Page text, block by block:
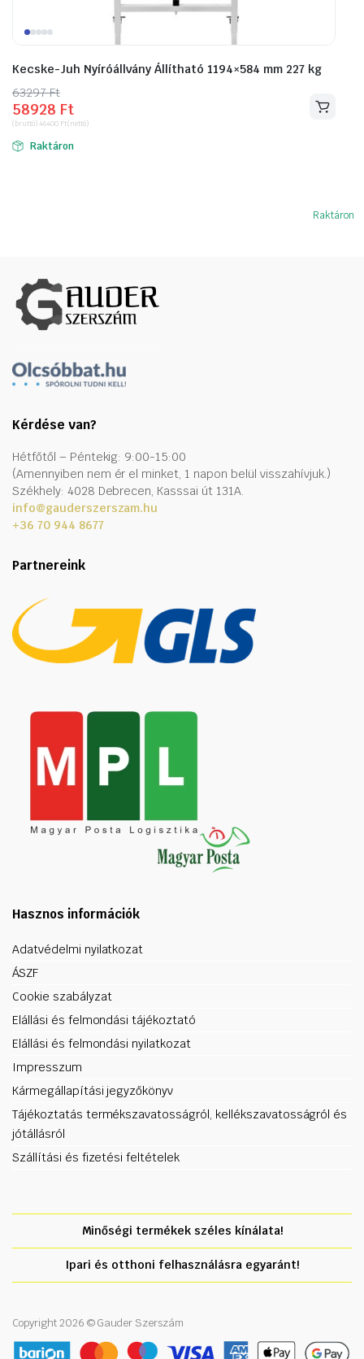
Kecske-Juh Nyíróállvány Állítható 1194×584 mm 227 kg
63297Ft
Original
price
was:
63297 Ft.
58928 Ft
Current
price
is:
58928 Ft.
(bruttó) 46400 Ft(nettó)
Raktáron
Raktáron
Kérdése van?
Hétfőtől – Péntekig: 9:00-15:00
(Amennyiben nem ér el minket, 1 napon belül visszahívjuk.)
Székhely: 4028 Debrecen, Kasssai út 131A.
info@gauderszerszam.hu
+36 70 944 8677
Partnereink
Hasznos információk
Adatvédelmi nyilatkozat
ÁSZF
Cookie szabályzat
Elállási és felmondási tájékoztató
Elállási és felmondási nyilatkozat
Impresszum
Kármegállapítási jegyzőkönyv
Tájékoztatás termékszavatosságról, kellékszavatosságról és
jótállásról
Szállítási és fizetési feltételek
Minőségi termékek széles kínálata!
Ipari és otthoni felhasználásra egyaránt!
Copyright 2026 © Gauder Szerszám